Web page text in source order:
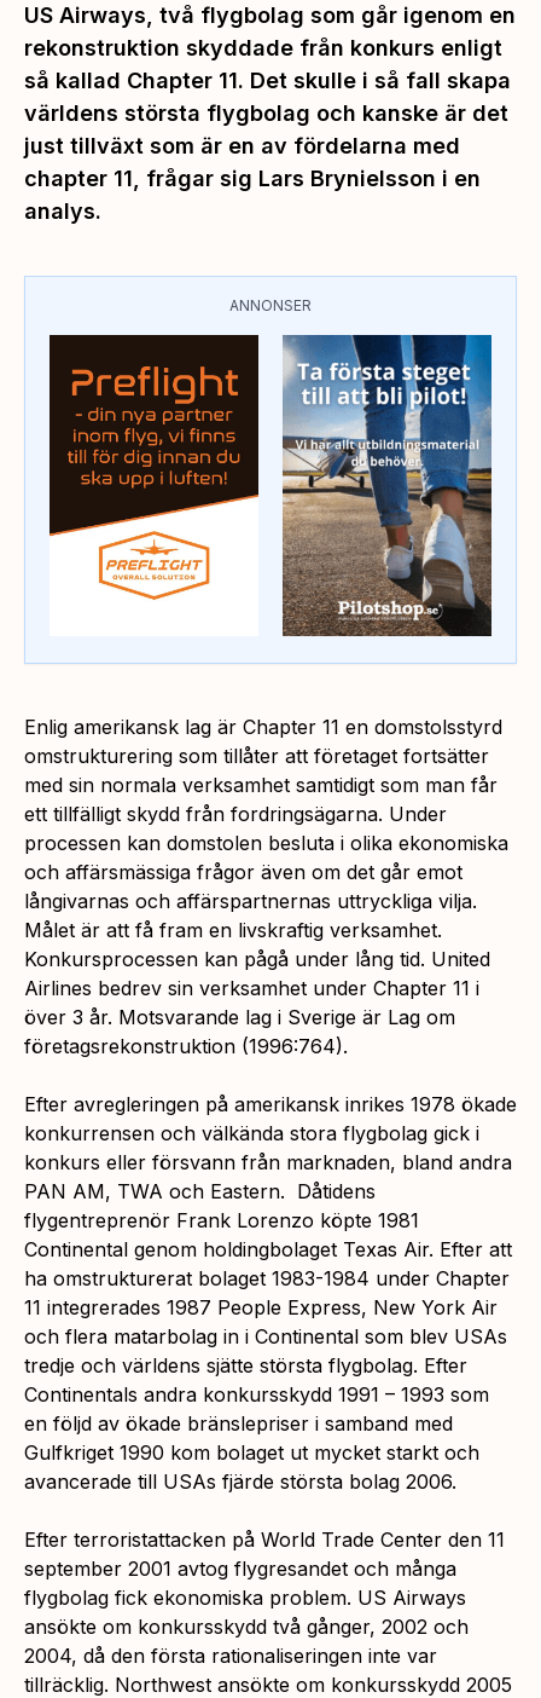
US Airways, två flygbolag som går igenom en
rekonstruktion skyddade från konkurs enligt
så kallad Chapter 11. Det skulle i så fall skapa
världens största flygbolag och kanske är det
just tillväxt som är en av fördelarna med
chapter 11, frågar sig Lars Brynielsson i en
analys.
ANNONSER
Enlig amerikansk lag är Chapter 11 en domstolsstyrd
omstrukturering som tillåter att företaget fortsätter
med sin normala verksamhet samtidigt som man får
ett tillfälligt skydd från fordringsägarna. Under
processen kan domstolen besluta i olika ekonomiska
och affärsmässiga frågor även om det går emot
långivarnas och affärspartnernas uttryckliga vilja.
Målet är att få fram en livskraftig verksamhet.
Konkursprocessen kan pågå under lång tid. United
Airlines bedrev sin verksamhet under Chapter 11 i
över 3 år. Motsvarande lag i Sverige är Lag om
företagsrekonstruktion (1996:764).
Efter avregleringen på amerikansk inrikes 1978 ökade
konkurrensen och välkända stora flygbolag gick i
konkurs eller försvann från marknaden, bland andra
PAN AM, TWA och Eastern. Dåtidens
flygentreprenör Frank Lorenzo köpte 1981
Continental genom holdingbolaget Texas Air. Efter att
ha omstrukturerat bolaget 1983-1984 under Chapter
11 integrerades 1987 People Express, New York Air
och flera matarbolag in i Continental som blev USAs
tredje och världens sjätte största flygbolag. Efter
Continentals andra konkursskydd 1991 – 1993 som
en följd av ökade bränslepriser i samband med
Gulfkriget 1990 kom bolaget ut mycket starkt och
avancerade till USAs fjärde största bolag 2006.
Efter terroristattacken på World Trade Center den 11
september 2001 avtog flygresandet och många
flygbolag fick ekonomiska problem. US Airways
ansökte om konkursskydd två gånger, 2002 och
2004, då den första rationaliseringen inte var
tillräcklig. Northwest ansökte om konkursskydd 2005